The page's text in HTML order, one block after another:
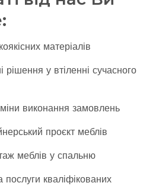
матеріалів
рішення у втіленні сучасного
виконання замовлень
проєкт меблів
меблів у спальню
послуги кваліфікованих